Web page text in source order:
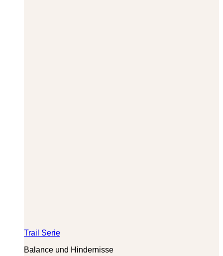
Trail Serie
Balance und Hindernisse